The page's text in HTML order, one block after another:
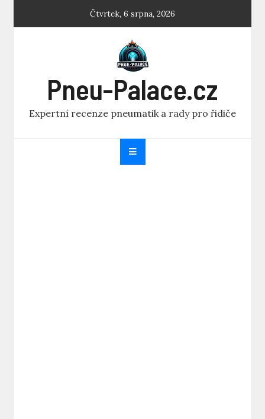
Čtvrtek, 6 srpna, 2026
Pneu-Palace.cz
Expertní recenze pneumatik a rady pro řidiče